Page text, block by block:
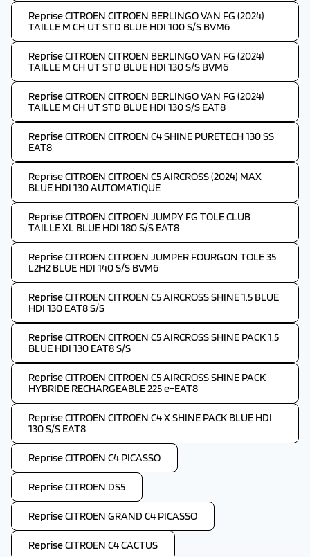
Reprise CITROEN CITROEN BERLINGO VAN FG (2024)
TAILLE M CH UT STD BLUE HDI 100 S/S BVM6
Reprise CITROEN CITROEN BERLINGO VAN FG (2024)
TAILLE M CH UT STD BLUE HDI 130 S/S BVM6
Reprise CITROEN CITROEN BERLINGO VAN FG (2024)
TAILLE M CH UT STD BLUE HDI 130 S/S EAT8
Reprise CITROEN CITROEN C4 SHINE PURETECH 130 SS
EAT8
Reprise CITROEN CITROEN C5 AIRCROSS (2024) MAX
BLUE HDI 130 AUTOMATIQUE
Reprise CITROEN CITROEN JUMPY FG TOLE CLUB
TAILLE XL BLUE HDI 180 S/S EAT8
Reprise CITROEN CITROEN JUMPER FOURGON TOLE 35
L2H2 BLUE HDI 140 S/S BVM6
Reprise CITROEN CITROEN C5 AIRCROSS SHINE 1.5 BLUE
HDI 130 EAT8 S/S
Reprise CITROEN CITROEN C5 AIRCROSS SHINE PACK 1.5
BLUE HDI 130 EAT8 S/S
Reprise CITROEN CITROEN C5 AIRCROSS SHINE PACK
HYBRIDE RECHARGEABLE 225 e-EAT8
Reprise CITROEN CITROEN C4 X SHINE PACK BLUE HDI
130 S/S EAT8
Reprise CITROEN C4 PICASSO
Reprise CITROEN DS5
Reprise CITROEN GRAND C4 PICASSO
Reprise CITROEN C4 CACTUS